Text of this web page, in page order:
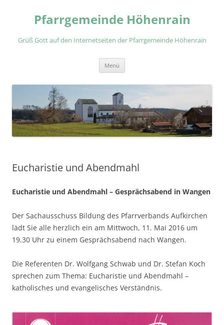
springenPfarrgemeinde Höhenrain
Grüß Gott auf den Internetseiten der Pfarrgemeinde Höhenrain
Menü
Eucharistie und Abendmahl
Eucharistie und Abendmahl – Gesprächsabend in Wangen
Der Sachausschuss Bildung des Pfarrverbands Aufkirchen
lädt Sie alle herzlich ein am Mittwoch, 11. Mai 2016 um
19.30 Uhr zu einem Gesprächsabend nach Wangen.
Die Referenten Dr. Wolfgang Schwab und Dr. Stefan Koch
sprechen zum Thema: Eucharistie und Abendmahl –
katholisches und evangelisches Verständnis.